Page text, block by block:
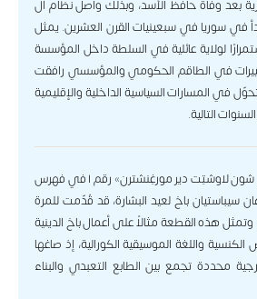
بعد وفاة حافظ الأسد، وبذلك واصل نظام آل
في سوريا في سبعينيات القرن العشرين. يمثل
لولاية عائلية في السلطة داخل المؤسسة
في الطاقم الحكومي والمؤسسي رافقت
في المسارات السياسية الداخلية والإقليمية
التالية.
كانت كانتاتا الكورال «فِي شون لاوشتِت دير مورغِنشترن» رقم ١ في فهرس
سيباستيان باخ لعيد البشارة، قد قُدّمت للمرة
هذه القطعة مثالاً على أعمال باخ الدينية
واللغة الموسيقية الكورالية، إذ صاغها
محددة تجمع بين الطابع التعبدي والبناء